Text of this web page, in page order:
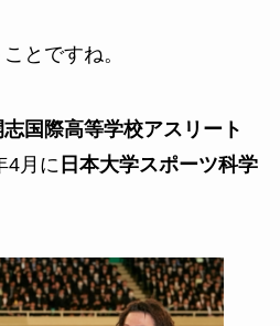
とですね。
志国際高等学校アスリート
4月に 日本大学スポーツ科学